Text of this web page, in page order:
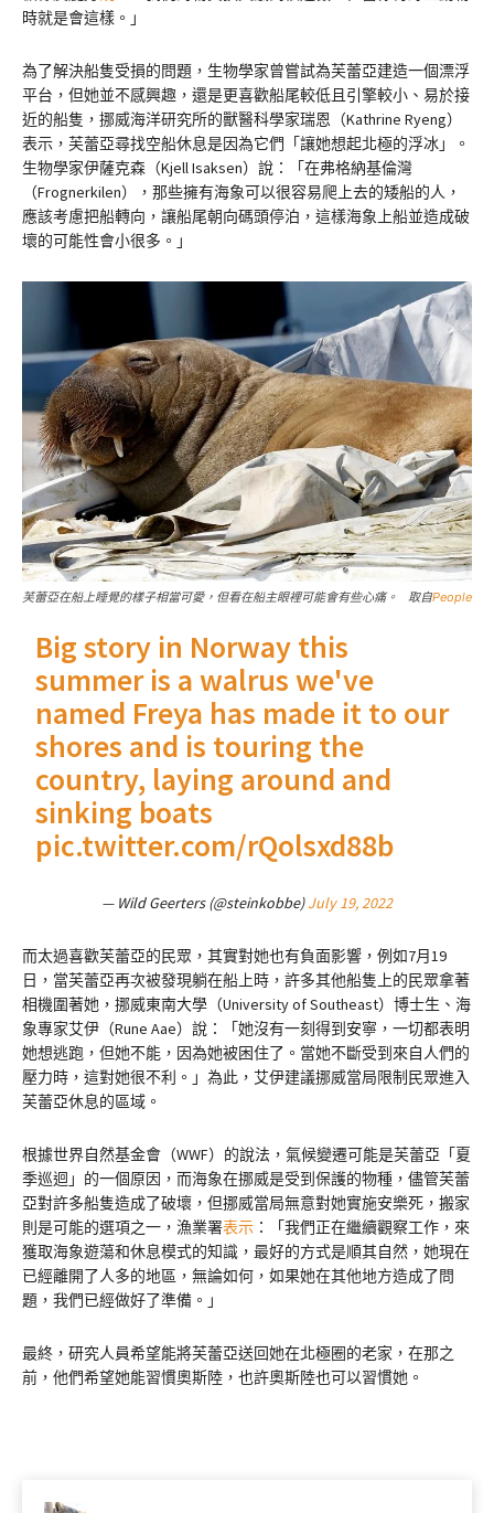
時就是會這樣。」
為了解決船隻受損的問題，生物學家曾嘗試為芙蕾亞建造一個漂浮
平台，但她並不感興趣，還是更喜歡船尾較低且引擎較小、易於接
近的船隻，挪威海洋研究所的獸醫科學家瑞恩（Kathrine Ryeng）
表示，芙蕾亞尋找空船休息是因為它們「讓她想起北極的浮冰」。
生物學家伊薩克森（Kjell Isaksen）說：「在弗格納基倫灣
（Frognerkilen），那些擁有海象可以很容易爬上去的矮船的人，
應該考慮把船轉向，讓船尾朝向碼頭停泊，這樣海象上船並造成破
壞的可能性會小很多。」
芙蕾亞在船上睡覺的樣子相當可愛，但看在船主眼裡可能會有些心痛。 取自People
Big story in Norway this
summer is a walrus we've
named Freya has made it to our
shores and is touring the
country, laying around and
sinking boats
pic.twitter.com/rQolsxd88b
— Wild Geerters (@steinkobbe)July 19, 2022
而太過喜歡芙蕾亞的民眾，其實對她也有負面影響，例如7月19
日，當芙蕾亞再次被發現躺在船上時，許多其他船隻上的民眾拿著
相機圍著她，挪威東南大學（University of Southeast）博士生、海
象專家艾伊（Rune Aae）說：「她沒有一刻得到安寧，一切都表明
她想逃跑，但她不能，因為她被困住了。當她不斷受到來自人們的
壓力時，這對她很不利。」為此，艾伊建議挪威當局限制民眾進入
芙蕾亞休息的區域。
根據世界自然基金會（WWF）的說法，氣候變遷可能是芙蕾亞「夏
季巡迴」的一個原因，而海象在挪威是受到保護的物種，儘管芙蕾
亞對許多船隻造成了破壞，但挪威當局無意對她實施安樂死，搬家
則是可能的選項之一，漁業署表示 ：「我們正在繼續觀察工作，來
獲取海象遊蕩和休息模式的知識，最好的方式是順其自然，她現在
已經離開了人多的地區，無論如何，如果她在其他地方造成了問
題，我們已經做好了準備。」
最終，研究人員希望能將芙蕾亞送回她在北極圈的老家，在那之
前，他們希望她能習慣奧斯陸，也許奧斯陸也可以習慣她。